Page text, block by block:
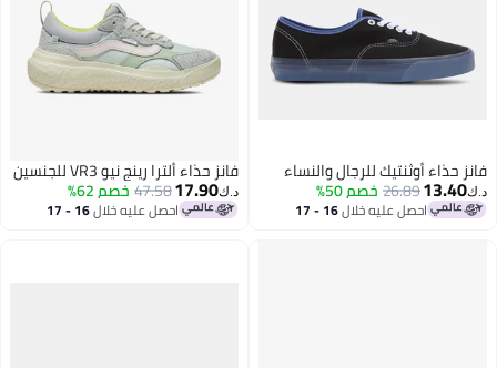
فانز حذاء أوثنتيك للرجال والنساء
د.ك‏13.40
26.89خصم 50%
احصل عليه خلال 16 - 17
فانز حذاء ألترا رينج نيو VR3 للجنسين
د.ك‏17.90
47.58خصم 62%
احصل عليه خلال 16 - 17